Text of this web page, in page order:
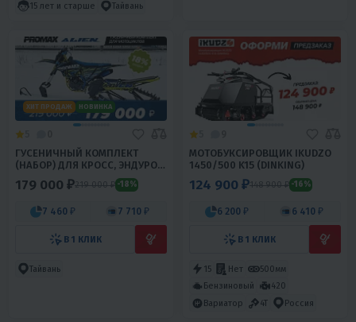
15 лет и старше
Тайвань
ХИТ ПРОДАЖ НОВИНКА
ГУСЕНИЧНЫЙ КОМПЛЕКТ
(НАБОР) ДЛЯ КРОСС, ЭНДУРО
МОТОЦИКЛОВ PROMAX ALIEN
179 000 ₽219 000 ₽ -18%
7 460 ₽ 7 710 ₽
В 1 КЛИК
Тайвань
МОТОБУКСИРОВЩИК IKUDZO
1450/500 K15 (DINKING)
124 900 ₽148 900 ₽ -16%
6 200 ₽ 6 410 ₽
В 1 КЛИК
15 Нет
500мм
Бензиновый
420
Вариатор
4T Россия